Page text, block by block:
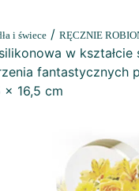
i świece / RĘCZNIE
w kształcie
fantastycznych
x 16,5 cm